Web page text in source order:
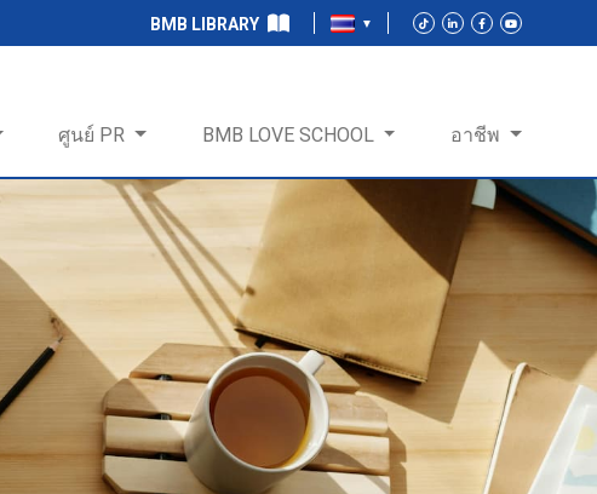
BMB LIBRARY
ศูนย์ PR BMB LOVE SCHOOL อาชีพ